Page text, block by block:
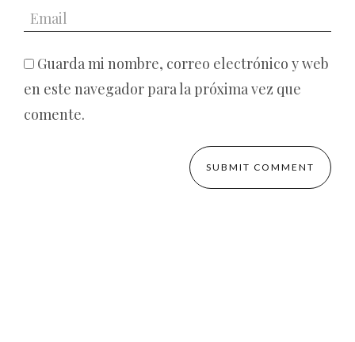
Guarda mi nombre, correo electrónico y web
en este navegador para la próxima vez que
comente.